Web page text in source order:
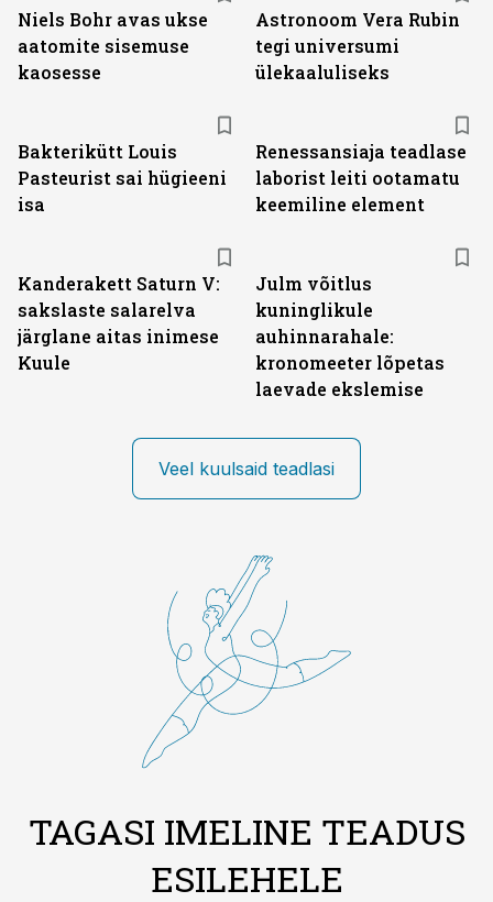
Niels Bohr avas ukse
aatomite sisemuse
kaosesse
Astronoom Vera Rubin
tegi universumi
ülekaaluliseks
Bakterikütt Louis
Pasteurist sai hügieeni
isa
Renessansiaja teadlase
laborist leiti ootamatu
keemiline element
Kanderakett Saturn V:
sakslaste salarelva
järglane aitas inimese
Kuule
Julm võitlus
kuninglikule
auhinnarahale:
kronomeeter lõpetas
laevade ekslemise
Veel kuulsaid teadlasi
TAGASI IMELINE TEADUS
ESILEHELE